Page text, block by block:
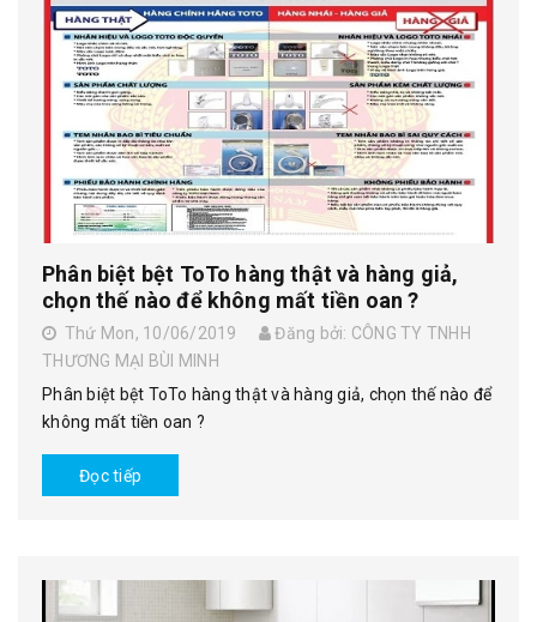
Phân biệt bệt ToTo hàng thật và hàng giả,
chọn thế nào để không mất tiền oan ?
Thứ Mon, 10/06/2019
Đăng bởi: CÔNG TY TNHH
THƯƠNG MẠI BÙI MINH
Phân biệt bệt ToTo hàng thật và hàng giả, chọn thế nào để
không mất tiền oan ?
Đọc tiếp